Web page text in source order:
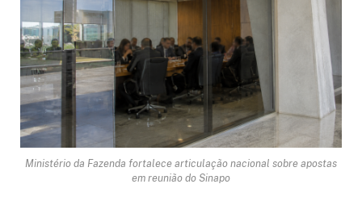
Ministério da Fazenda fortalece articulação nacional sobre apostas
em reunião do Sinapo